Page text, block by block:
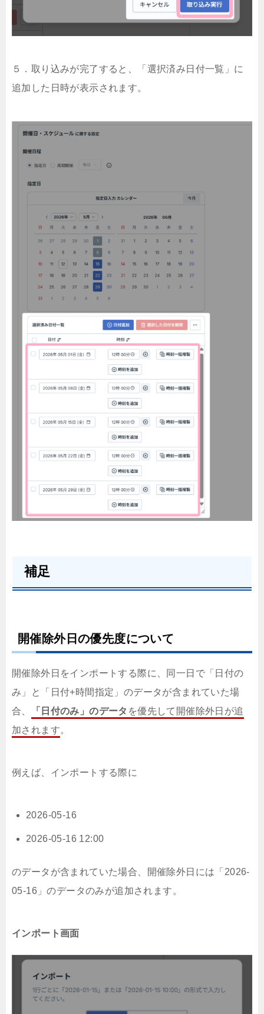
５．取り込みが完了すると、「選択済み日付一覧」に
追加した日時が表示されます。
補足
開催除外日の優先度について
開催除外日をインポートする際に、同一日で「日付の
み」と「日付+時間指定」のデータが含まれていた場
合、
「日付のみ」のデータ を優先して開催除外日が追
加されます。
例えば、インポートする際に
2026-05-16
2026-05-16 12:00
のデータが含まれていた場合、開催除外日には「2026-
05-16」のデータのみが追加されます。
インポート画面